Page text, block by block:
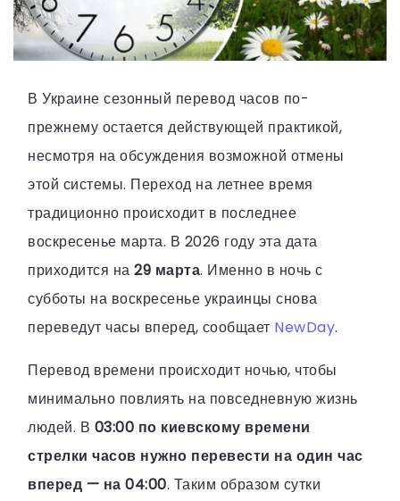
В Украине сезонный перевод часов по-
прежнему остается действующей практикой,
несмотря на обсуждения возможной отмены
этой системы. Переход на летнее время
традиционно происходит в последнее
воскресенье марта. В 2026 году эта дата
приходится на 29 марта. Именно в ночь с
субботы на воскресенье украинцы снова
переведут часы вперед, сообщает NewDay.
Перевод времени происходит ночью, чтобы
минимально повлиять на повседневную жизнь
людей. В 03:00 по киевскому времени
стрелки часов нужно перевести на один час
вперед — на 04:00. Таким образом сутки